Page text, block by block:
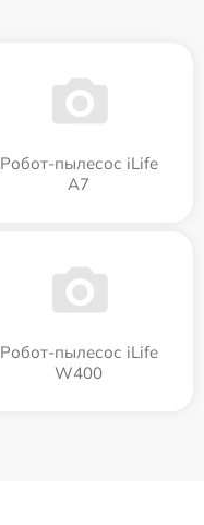
Робот-пылесос iLife
A7
Робот-пылесос iLife
W400